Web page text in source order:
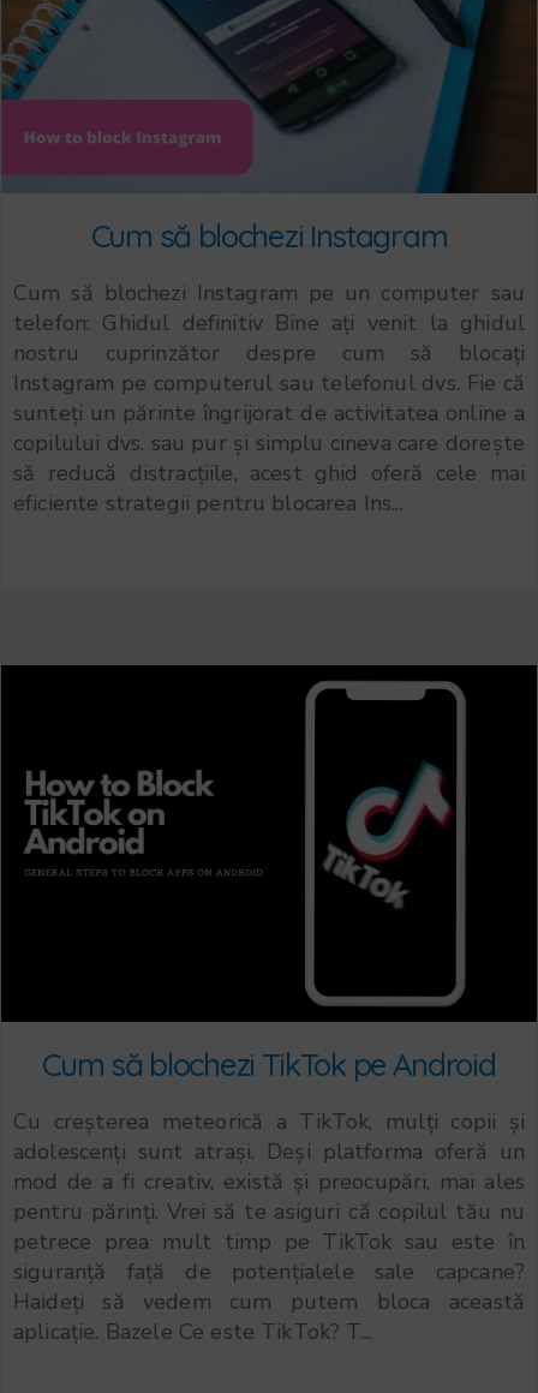
Cum să blochezi Instagram
Cum să blochezi Instagram pe un computer sau
telefon: Ghidul definitiv Bine ați venit la ghidul
nostru cuprinzător despre cum să blocați
Instagram pe computerul sau telefonul dvs. Fie că
sunteți un părinte îngrijorat de activitatea online a
copilului dvs. sau pur și simplu cineva care dorește
să reducă distracțiile, acest ghid oferă cele mai
eficiente strategii pentru blocarea Ins...
Cum să blochezi TikTok pe Android
Cu creșterea meteorică a TikTok, mulți copii și
adolescenți sunt atrași. Deși platforma oferă un
mod de a fi creativ, există și preocupări, mai ales
pentru părinți. Vrei să te asiguri că copilul tău nu
petrece prea mult timp pe TikTok sau este în
siguranță față de potențialele sale capcane?
Haideți să vedem cum putem bloca această
aplicație. Bazele Ce este TikTok? T...